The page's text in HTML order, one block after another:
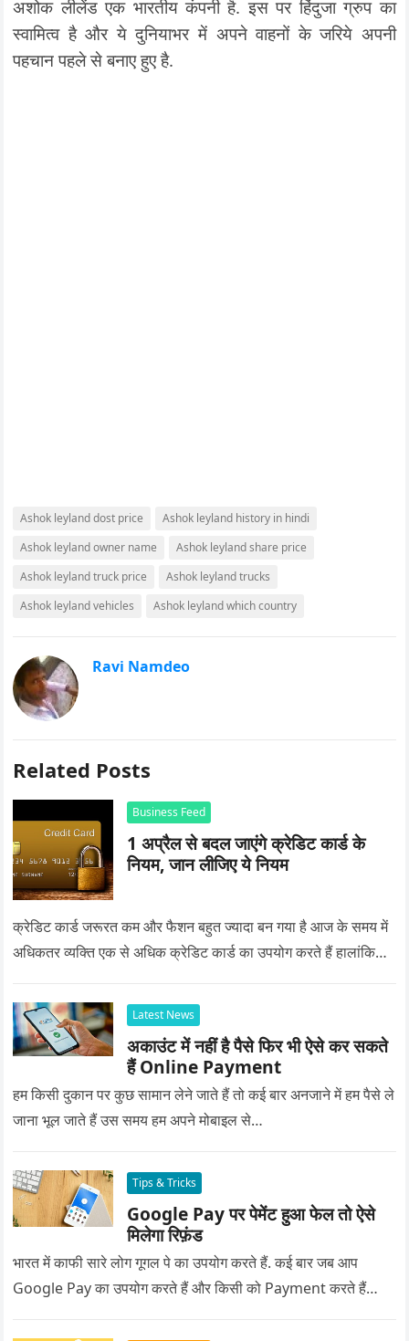
अशोक लीलेंड एक भारतीय कंपनी है. इस पर हिंदुजा ग्रुप का
स्वामित्व है और ये दुनियाभर में अपने वाहनों के जरिये अपनी
पहचान पहले से बनाए हुए है.
Ashok leyland dost price
Ashok leyland history in hindi
Ashok leyland owner name
Ashok leyland share price
Ashok leyland truck price
Ashok leyland trucks
Ashok leyland vehicles
Ashok leyland which country
Ravi Namdeo
Related Posts
Business Feed
1 अप्रैल से बदल जाएंगे क्रेडिट कार्ड के
नियम, जान लीजिए ये नियम
क्रेडिट कार्ड जरूरत कम और फैशन बहुत ज्यादा बन गया है आज के समय में
अधिकतर व्यक्ति एक से अधिक क्रेडिट कार्ड का उपयोग करते हैं हालांकि…
Latest News
अकाउंट में नहीं है पैसे फिर भी ऐसे कर सकते
हैं Online Payment
हम किसी दुकान पर कुछ सामान लेने जाते हैं तो कई बार अनजाने में हम पैसे ले
जाना भूल जाते हैं उस समय हम अपने मोबाइल से…
Tips & Tricks
Google Pay पर पेमेंट हुआ फेल तो ऐसे
मिलेगा रिफ़ंड
भारत में काफी सारे लोग गूगल पे का उपयोग करते हैं. कई बार जब आप
Google Pay का उपयोग करते हैं और किसी को Payment करते हैं…